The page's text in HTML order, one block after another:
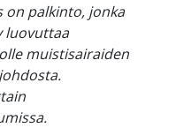
on palkinto, jonka
luovuttaa
muistisairaiden